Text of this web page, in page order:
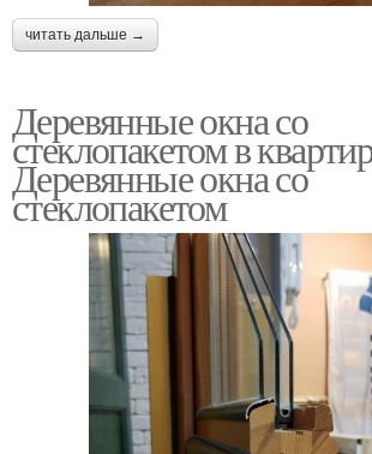
читать дальше →
Деревянные окна со
стеклопакетом в
Деревянные окна со
стеклопакетом